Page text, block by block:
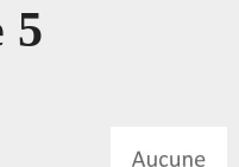
5